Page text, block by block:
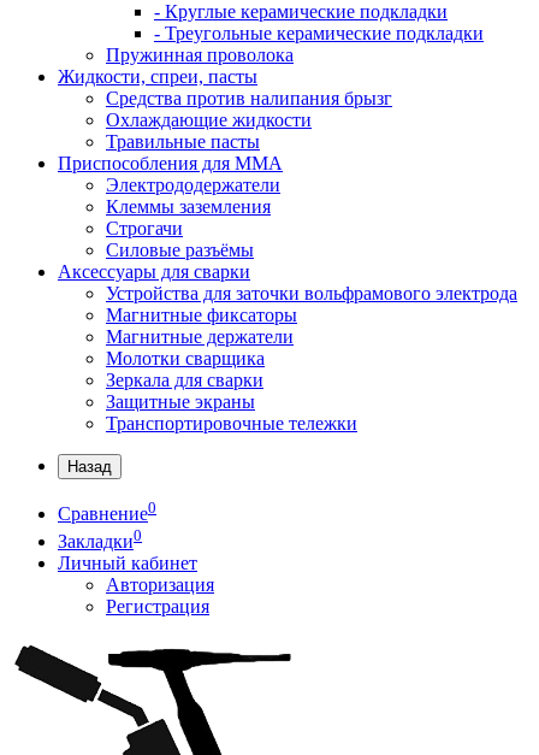
- Круглые керамические подкладки
- Треугольные керамические подкладки
Пружинная проволока
Жидкости, спреи, пасты
Средства против налипания брызг
Охлаждающие жидкости
Травильные пасты
Приспособления для ММА
Электрододержатели
Клеммы заземления
Строгачи
Силовые разъёмы
Аксессуары для сварки
Устройства для заточки вольфрамового электрода
Магнитные фиксаторы
Магнитные держатели
Молотки сварщика
Зеркала для сварки
Защитные экраны
Транспортировочные тележки
Назад
Сравнение0
Закладки0
Личный кабинет
Авторизация
Регистрация